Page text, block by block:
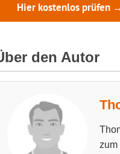
Hier kostenlos prüfen
den Autor